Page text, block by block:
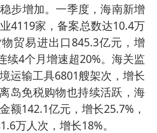
步增加。一季度，海南新增
4119家，备案总数达10.4万
贸易进出口845.3亿元，增
续4个月增速超20%。海关监
运输工具6801艘架次，增长
岛免税购物也持续活跃，海
额142.1亿元，增长25.7%，
万人次，增长18%。